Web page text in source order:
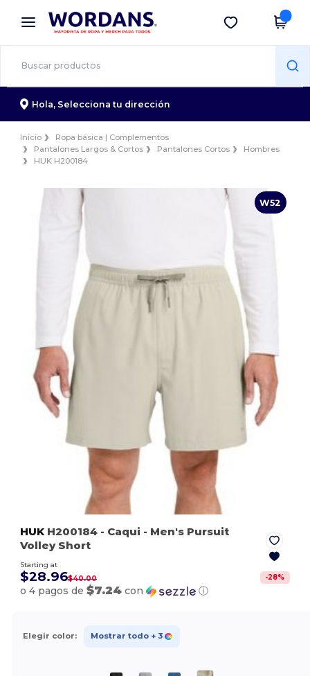
× App de Wordans
¡Mejores precios en app!
Descargar app
Hola, Selecciona tu dirección
Inicio
Ropa básica | Complementos
Pantalones Largos & Cortos
Pantalones Cortos
Hombres
HUK H200184
W52
HUK H200184 - Caqui - Men's Pursuit
Volley Short
Starting at
$28.96$40.00 -28%
o 4 pagos de$7.24 con ⓘ
Elegir color: Mostrar todo + 3